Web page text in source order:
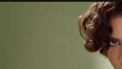
émerveillement.